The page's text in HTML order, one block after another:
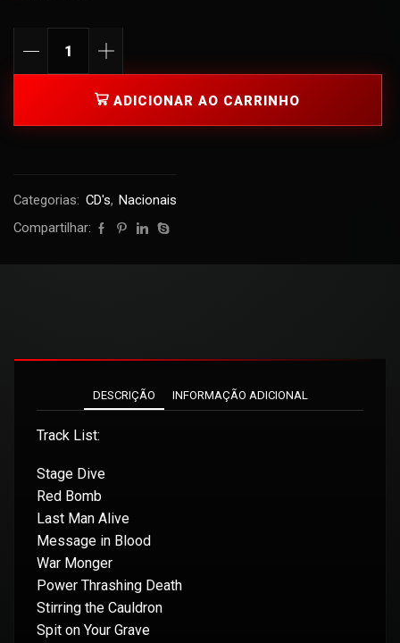
ADICIONAR AO CARRINHO
Categorias: CD's, Nacionais
Compartilhar:
DESCRIÇÃO INFORMAÇÃO ADICIONAL
Track List:
Stage Dive
Red Bomb
Last Man Alive
Message in Blood
War Monger
Power Thrashing Death
Stirring the Cauldron
Spit on Your Grave